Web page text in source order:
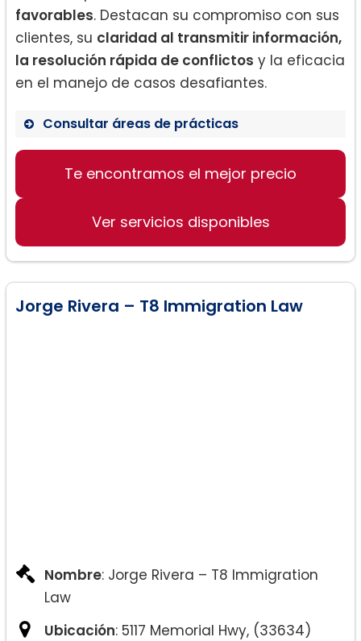
favorables. Destacan su compromiso con sus
clientes, su claridad al transmitir información,
la resolución rápida de conflictos y la eficacia
en el manejo de casos desafiantes.
Consultar áreas de prácticas
Residencia permanente
Ciudadanía y naturalización
Asesoría migratoria
Aplicación de disposiciones de la FAA
Te encontramos el mejor precio
Ver servicios disponibles
Jorge Rivera – T8 Immigration Law
Nombre: Jorge Rivera – T8 Immigration
Law
Ubicación: 5117 Memorial Hwy, (33634)